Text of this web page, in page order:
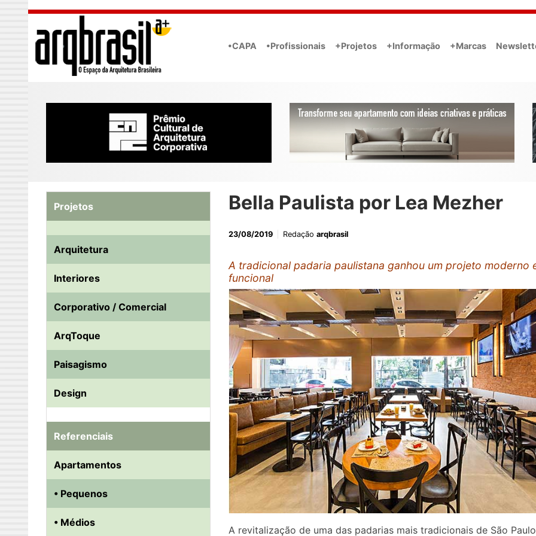
Skip to main content
•CAPA •Profissionais +Projetos +Informação +Marcas
Bella Paulista por Lea Mezher
23/08/2019 Redação arqbrasil
A tradicional padaria paulistana ganhou um projeto moderno
funcional
A revitalização de uma das padarias mais tradicionais de São
Projetos
Arquitetura
Interiores
Corporativo / Comercial
ArqToque
Paisagismo
Design
Referenciais
Apartamentos
• Pequenos
• Médios